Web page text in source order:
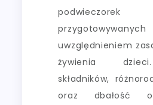
uwzględnieniem
żywienia
składników,
oraz dbałość